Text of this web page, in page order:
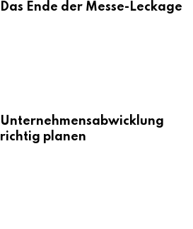
Das Ende der Messe-Leckage
Unternehmensabwicklung
richtig planen